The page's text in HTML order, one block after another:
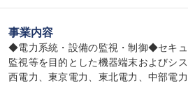
事業内容
◆電力系統・設備の監視・制御◆セキ
監視等を目的とした機器端末およびシ
西電力、東京電力、東北電力、中部電